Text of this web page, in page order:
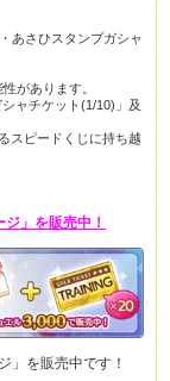
あさひスタンプガシャ
があります。
ャチケット(1/10)」及
スピードくじに持ち越
」を販売中！
」を販売中です！